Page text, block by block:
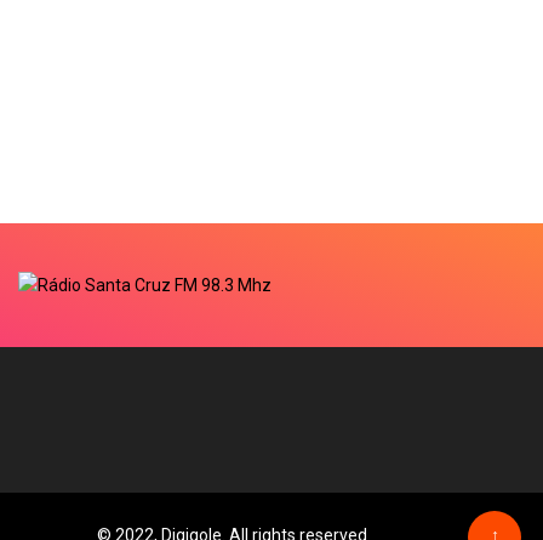
© 2022, Digiqole. All rights reserved ↑